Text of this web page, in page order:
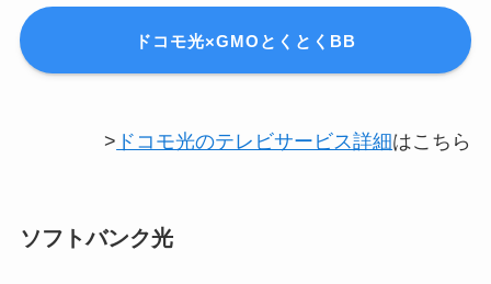
ドコモ光×GMOとくとくBB
> ドコモ光のテレビサービス詳細はこちら
ソフトバンク光